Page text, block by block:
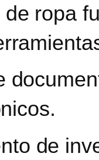
ropa
de